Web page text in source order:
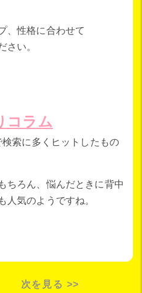
、性格に合わせて
さい。
ラム
索に多くヒットしたもの
ちろん、悩んだときに背中
人気のようですね。
次を見る >>